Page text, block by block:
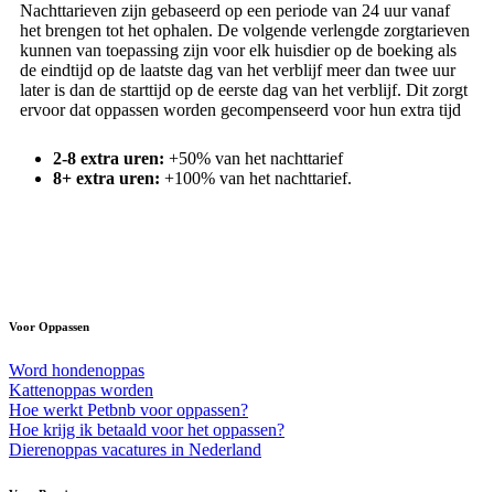
Nachttarieven zijn gebaseerd op een periode van 24 uur vanaf
het brengen tot het ophalen. De volgende verlengde zorgtarieven
kunnen van toepassing zijn voor elk huisdier op de boeking als
de eindtijd op de laatste dag van het verblijf meer dan twee uur
later is dan de starttijd op de eerste dag van het verblijf. Dit zorgt
ervoor dat oppassen worden gecompenseerd voor hun extra tijd
2-8 extra uren: +50% van het nachttarief
8+ extra uren: +100% van het nachttarief.
Voor Oppassen
Word hondenoppas
Kattenoppas worden
Hoe werkt Petbnb voor oppassen?
Hoe krijg ik betaald voor het oppassen?
Dierenoppas vacatures in Nederland